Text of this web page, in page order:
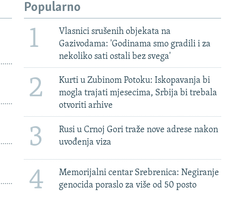
Popularno
1
Vlasnici srušenih objekata na
Gazivodama: 'Godinama smo gradili i za
nekoliko sati ostali bez svega'
2
Kurti u Zubinom Potoku: Iskopavanja bi
mogla trajati mjesecima, Srbija bi trebala
otvoriti arhive
3
Rusi u Crnoj Gori traže nove adrese nakon
uvođenja viza
4
Memorijalni centar Srebrenica: Negiranje
genocida poraslo za više od 50 posto